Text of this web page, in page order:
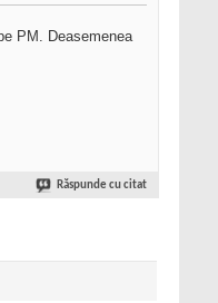
PM. Deasemenea
Răspunde cu citat